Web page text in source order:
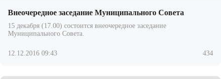
Внеочередное заседание Муниципального Совета
15 декабря (17.00) состоится внеочередное заседание
Муниципального Совета.
12.12.2016 09:43 434